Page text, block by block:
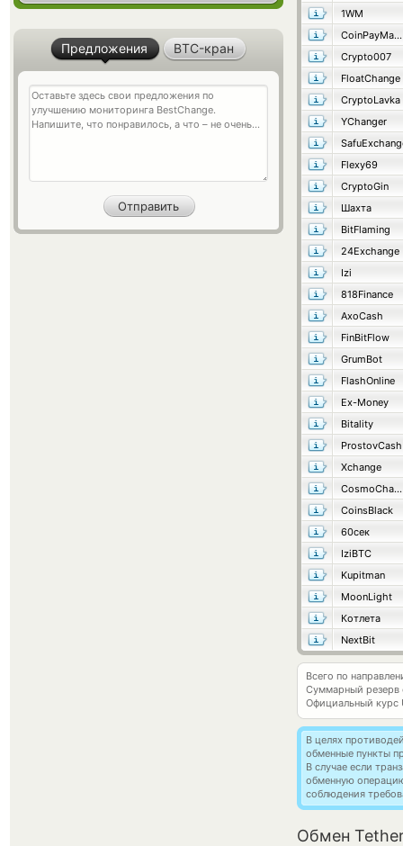
1WM
CoinPayMaster
Crypto007
FloatChange
CryptoLavka
YChanger
Flexy69
CryptoGin
Шахта
BitFlaming
24Exchange
Izi
818Finance
AxoCash
FinBitFlow
GrumBot
FlashOnline
Ex-Money
Bitality
ProstovCash
Xchange
CosmoChanger
CoinsBlack
60сек
IziBTC
Kupitman
MoonLight
Котлета
NextBit
Всего по
Суммарный резерв
Официальный курс
В целях
обменные пункты
В случае если
обменную
соблюдения
Обмен Tether
Предложения BTC-кран